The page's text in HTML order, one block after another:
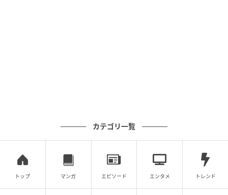
大人女性のライフスタイルから切実な悩みまでを鋭
元記事で読む
カテゴリ一覧
トップ マンガ エピソード エンタメ トレンド